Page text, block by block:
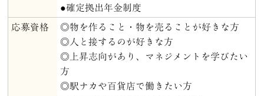
●確定拠出年金制度
応募資格
◎物を作ること・物を売ることが好きな方
◎人と接するのが好きな方
◎上昇志向があり、マネジメントを学びたい
方
◎駅ナカや百貨店で働きたい方